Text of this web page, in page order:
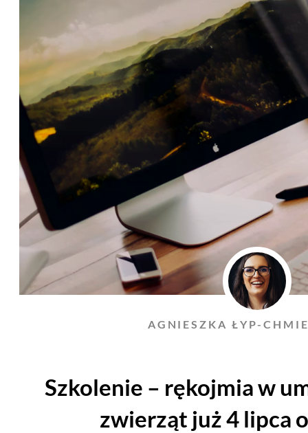
AGNIESZKA ŁYP-
Szkolenie – rękojmia w
zwierząt już 4 lipca